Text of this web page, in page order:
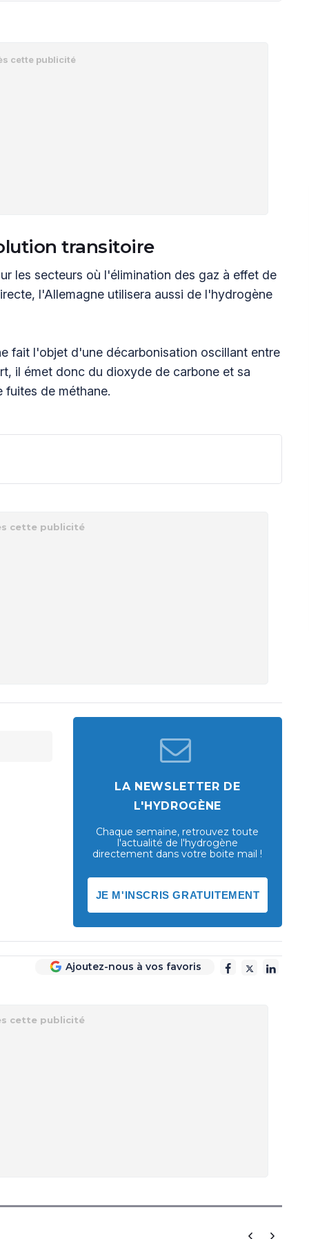
transitoire
les secteurs où l'élimination des gaz à effet de
l'Allemagne utilisera aussi de l'hydrogène
fait l'objet d'une décarbonisation oscillant entre
il émet donc du dioxyde de carbone et sa
de méthane.
LA NEWSLETTER DE
L'HYDROGÈNE
Chaque semaine, retrouvez toute
l'actualité de l'hydrogène
directement dans votre boite mail !
JE M'INSCRIS GRATUITEMENT
Ajoutez-nous à vos favoris